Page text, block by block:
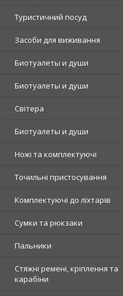
Туристичний посуд
Засоби для виживання
Биотуалеты и души
Биотуалеты и души
Світера
Биотуалеты и души
Ножі та комплектуючі
Точильні пристосування
Комплектуючі до ліхтарів
Сумки та рюкзаки
Пальники
Стяжні ремені, кріплення та
карабіни